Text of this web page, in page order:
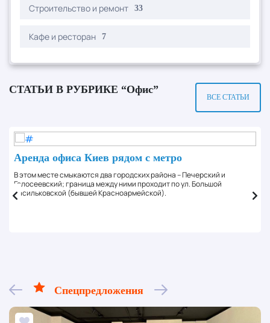
Строительство и ремонт 33
Кафе и ресторан 7
СТАТЬИ В РУБРИКЕ “Офис”
ВСЕ СТАТЬИ
Аренда офиса Киев рядом с метро
В этом месте смыкаются два городских района – Печерский и
Голосеевский; граница между ними проходит по ул. Большой
Васильковской (бывшей Красноармейской).
Спецпредложения